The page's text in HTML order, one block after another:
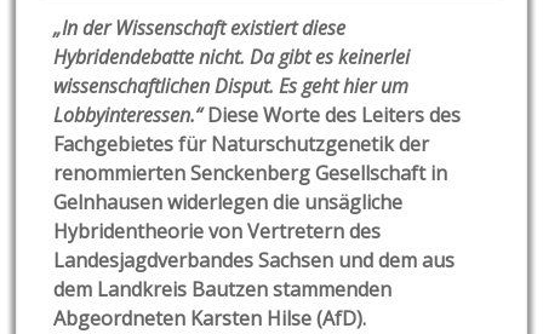
„In der Wissenschaft existiert diese
Hybridendebatte nicht. Da gibt es keinerlei
wissenschaftlichen Disput. Es geht hier um
Lobbyinteressen.“Diese Worte des Leiters des
Fachgebietes für Naturschutzgenetik der
renommierten Senckenberg Gesellschaft in
Gelnhausen widerlegen die unsägliche
Hybridentheorie von Vertretern des
Landesjagdverbandes Sachsen und dem aus
dem Landkreis Bautzen stammenden
Abgeordneten Karsten Hilse (AfD).